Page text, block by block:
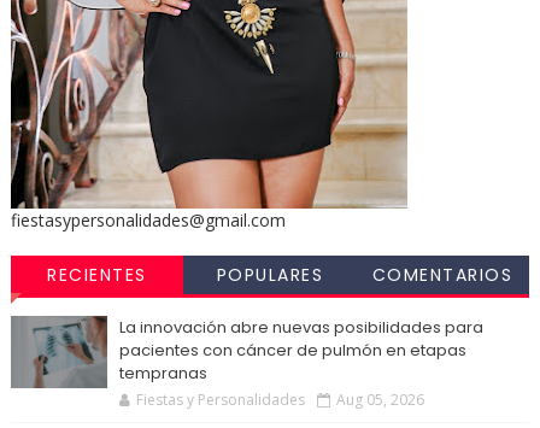
fiestasypersonalidades@gmail.com
RECIENTES POPULARES COMENTARIOS
La innovación abre nuevas posibilidades para
pacientes con cáncer de pulmón en etapas
tempranas
Fiestas y Personalidades Aug 05, 2026